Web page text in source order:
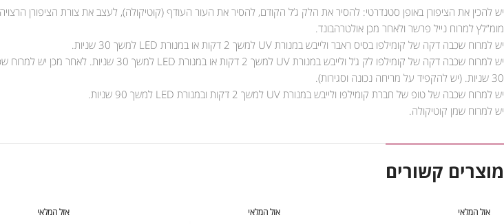
יש להכין את הציפורן באופן סטנדרטי: להסיר את הלק ג’ל הקודם, להסיר את העור העודף (קוטיקולה), לעצב את צורת הציפורן
מומ”לץ למרוח נייל פרשר ולאחר מכן אולטרהבונד.
יש למרוח שכבה דקה של קומילפו בסיס ראבר ולייבש במנורת UV למשך 2 דקות או במנורת LED למשך 30 שניות.
30 שניות. (יש להקפיד על מריחה נכונה וסגירות).
יש למרוח שכבה של טופ של חברת קומילפו ולייבש במנורת UV למשך 2 דקות ובמנורת LED למשך 90 שניות.
יש למרוח שמן קוטיקולה.
מוצרים קשורים
אזל המלאי אזל המלאי אזל המלאי